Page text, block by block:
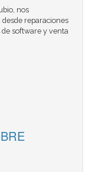
nos
reparaciones
software y venta